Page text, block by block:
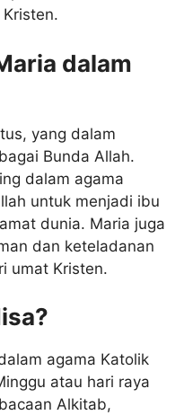
dalam
yang dalam
Bunda Allah.
dalam agama
untuk menjadi ibu
dunia. Maria juga
dan keteladanan
umat Kristen.
agama Katolik
atau hari raya
Alkitab,